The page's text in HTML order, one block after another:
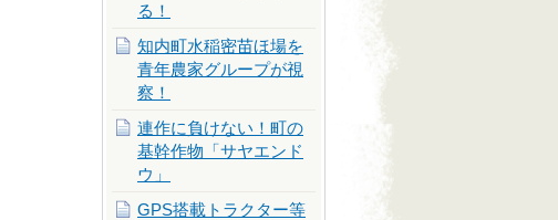
る！
知内町水稲密苗ほ場を
青年農家グループが視
察！
連作に負けない！町の
基幹作物「サヤエンド
ウ」
GPS搭載トラクター等